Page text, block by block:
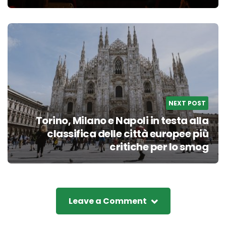
NEXT POST
Torino, Milano e Napoli in testa alla
classifica delle città europee più
critiche per lo smog
Leave a Comment